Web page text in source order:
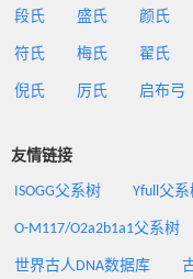
段氏 盛氏 颜氏
符氏 梅氏 翟氏
倪氏 厉氏 启布弓
友情链接
ISOGG父系树 Yfull父系
O-M117/O2a2b1a1父系树
世界古人DNA数据库